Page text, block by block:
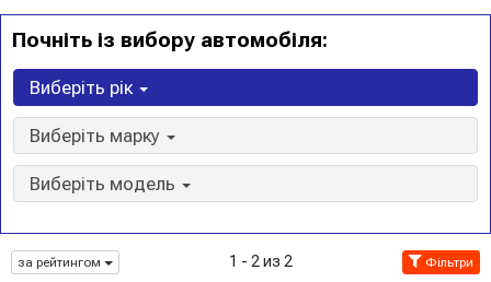
Почніть із вибору автомобіля:
Виберіть рік
Виберіть марку
Виберіть модель
за рейтингом 1 - 2 из 2 Фільтри